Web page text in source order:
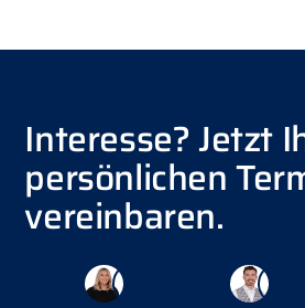
Interesse? Jetzt
persönlichen
vereinbaren.